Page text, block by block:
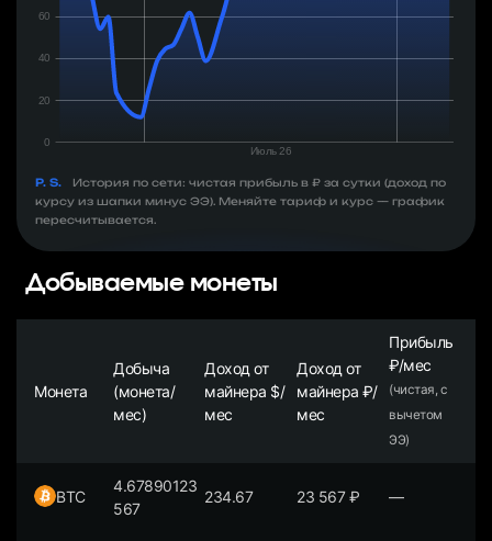
P. S.
История по сети: чистая прибыль в ₽ за сутки (доход по
курсу из шапки минус ЭЭ). Меняйте тариф и курс — график
пересчитывается.
Добываемые монеты
Монета
Добыча
(монета/
мес)
Доход от
майнера $/
мес
Доход от
майнера ₽/
мес
Прибыль
₽/мес
(чистая, с
вычетом
ЭЭ)
BTC
4.67890123
567
234.67 23 567₽ —